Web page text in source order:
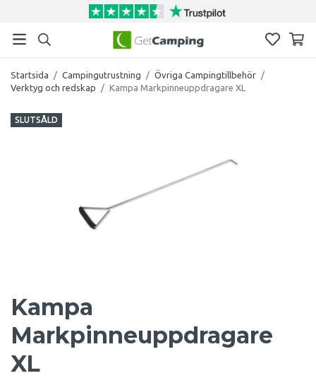
Startsida / Campingutrustning / Övriga Campingtillbehör /
Verktyg och redskap
/ Kampa Markpinneuppdragare XL
SLUTSÅLD
Kampa
Markpinneuppdragare
XL